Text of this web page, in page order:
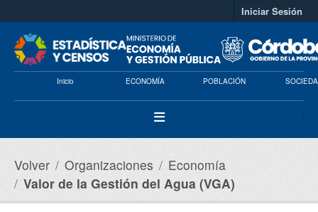
Iniciar Sesión
Inicio ECONOMÍA POBLACIÓN
Volver Organizaciones
Economía
Valor de la Gestión del Agua (VGA)